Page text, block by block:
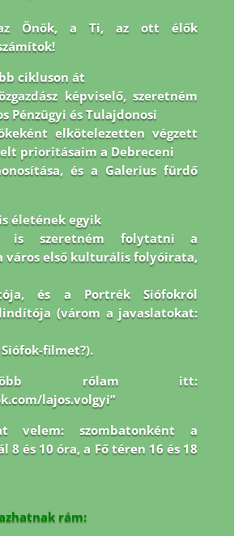
az Önök, a Ti, az ott élők
cikluson át
képviselő, szeretném
Pénzügyi és Tulajdonosi
elkötelezetten végzett
prioritásaim a Debreceni
és a Galerius fürdő
életének egyik
is szeretném folytatni a
város első kulturális folyóirata,
és a Portrék Siófokról
(várom a javaslatokat:
filmet?).
rólam itt:
lajos.volgyi”
velem: szombatonként a
8 és 10 óra, a Fő téren 16 és 18
rám: